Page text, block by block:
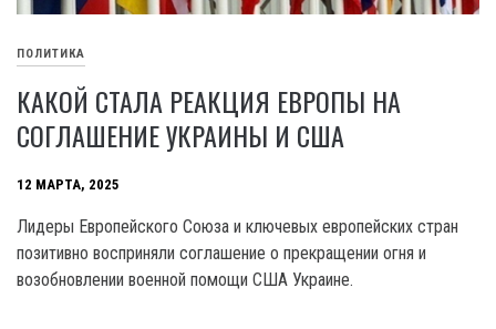
ПОЛИТИКА
КАКОЙ СТАЛА РЕАКЦИЯ ЕВРОПЫ НА
СОГЛАШЕНИЕ УКРАИНЫ И США
12 МАРТА, 2025
Лидеры Европейского Союза и ключевых европейских стран
позитивно восприняли соглашение о прекращении огня и
возобновлении военной помощи США Украине.